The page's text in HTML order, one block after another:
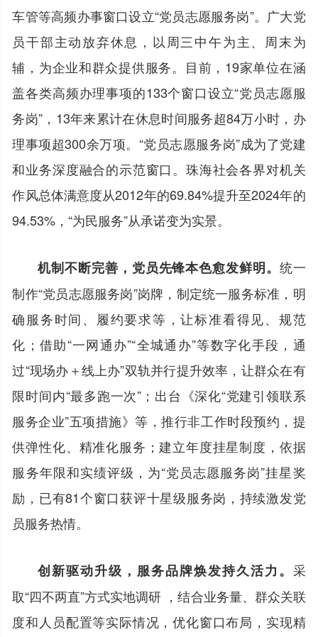
车管等高频办事窗口设立“党员志愿服务岗”。广大党
员干部主动放弃休息，以周三中午为主、周末为
辅，为企业和群众提供服务。目前，19家单位在涵
盖各类高频办理事项的133个窗口设立“党员志愿服
务岗”，13年来累计在休息时间服务超84万小时，办
理事项超300余万项。“党员志愿服务岗”成为了党建
和业务深度融合的示范窗口。珠海社会各界对机关
作风总体满意度从2012年的69.84%提升至2024年的
94.53%，“为民服务”从承诺变为实景。
机制不断完善，党员先锋本色愈发鲜明。 统一
制作“党员志愿服务岗”岗牌，制定统一服务标准，明
确服务时间、履约要求等，让标准看得见、规范
化；借助“一网通办”“全城通办”等数字化手段，通
过“现场办＋线上办”双轨并行提升效率，让群众在有
限时间内“最多跑一次”；出台《深化“党建引领联系
服务企业”五项措施》等，推行非工作时段预约，提
供弹性化、精准化服务；建立年度挂星制度，依据
服务年限和实绩评级，为“党员志愿服务岗”挂星奖
励，已有81个窗口获评十星级服务岗，持续激发党
员服务热情。
创新驱动升级，服务品牌焕发持久活力。 采
取“四不两直”方式实地调研 ，结合业务量、群众关联
度和人员配置等实际情况，优化窗口布局，实现精